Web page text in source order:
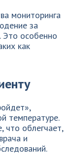
мониторинга
за
Это особенно
как
температуре.
что облегчает,
и